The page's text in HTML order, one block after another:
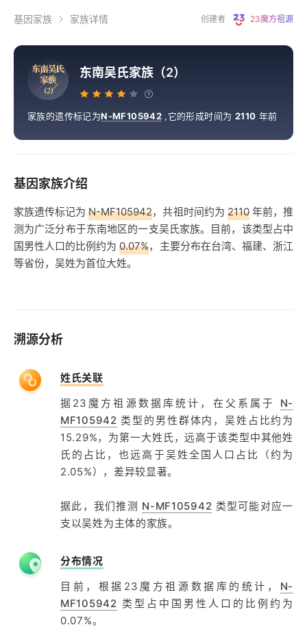
基因家族 家族详情 创建者 23魔方祖源
东南吴氏
家族
（2）
东南吴氏家族（2）
家族的遗传标记为N-MF105942 ,它的形成时间为 2110 年前
基因家族介绍
家族遗传标记为N-MF105942，共祖时间约为 2110年前，推
测为广泛分布于东南地区的一支吴氏家族。目前，该类型占中
国男性人口的比例约为0.07%，主要分布在台湾、福建、浙江
等省份，吴姓为首位大姓。
溯源分析
姓氏关联
据23魔方祖源数据库统计，在父系属于 N-
MF105942 类型的男性群体内，吴姓占比约为
15.29%，为第一大姓氏，远高于该类型中其他姓
氏的占比，也远高于吴姓全国人口占比（约为
2.05%），差异较显著。
据此，我们推测 N-MF105942 类型可能对应一
支以吴姓为主体的家族。
分布情况
目前，根据23魔方祖源数据库的统计， N-
MF105942 类型占中国男性人口的比例约为
0.07%。